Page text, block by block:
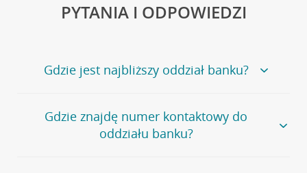
PYTANIA I ODPOWIEDZI
Gdzie jest najbliższy oddział banku?
Jeśli szukasz oddziału naszego banku, zapraszamy na
stronęPlacówki i bankomaty, na której znajduje się
wygodna wyszukiwarka.
Gdzie znajdę numer kontaktowy do
oddziału banku?